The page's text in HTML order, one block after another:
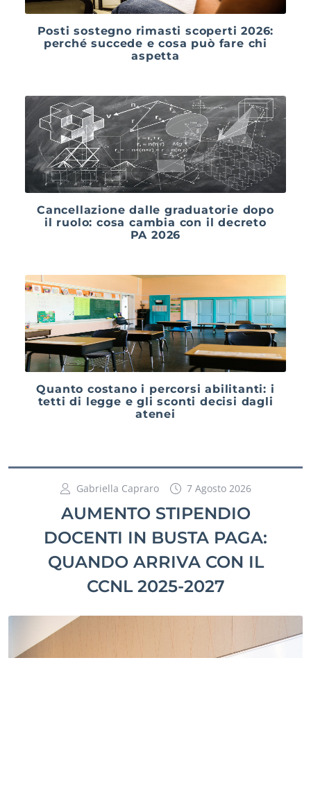
Posti sostegno rimasti scoperti 2026:
perché succede e cosa può fare chi
aspetta
Cancellazione dalle graduatorie dopo
il ruolo: cosa cambia con il decreto
PA 2026
Quanto costano i percorsi abilitanti: i
tetti di legge e gli sconti decisi dagli
atenei
Gabriella Capraro 7 Agosto 2026
AUMENTO STIPENDIO
DOCENTI IN BUSTA PAGA:
QUANDO ARRIVA CON IL
CCNL 2025-2027